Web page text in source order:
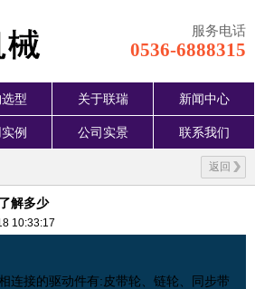
服务电话
0536-6888315
型 关于联瑞 新闻中心
例 公司实景 联系我们
返回
解多少
10:33:17
连接的驱动件有:皮带轮 链轮
同步带